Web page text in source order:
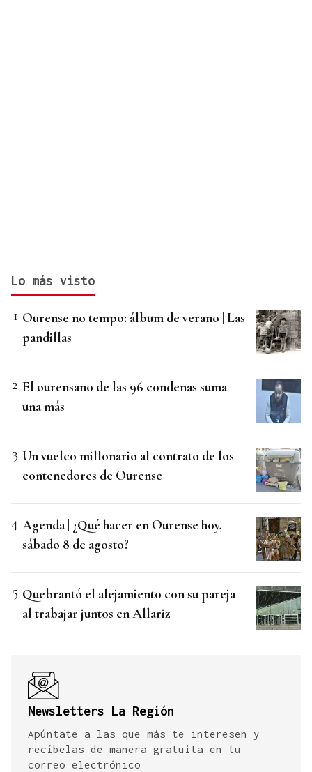
Lo más visto
Ourense no tempo: álbum de verano | Las
pandillas
El ourensano de las 96 condenas suma
una más
Un vuelco millonario al contrato de los
contenedores de Ourense
Agenda | ¿Qué hacer en Ourense hoy,
sábado 8 de agosto?
Quebrantó el alejamiento con su pareja
al trabajar juntos en Allariz
Newsletters La Región
Apúntate a las que más te interesen y
recíbelas de manera gratuita en tu
correo electrónico